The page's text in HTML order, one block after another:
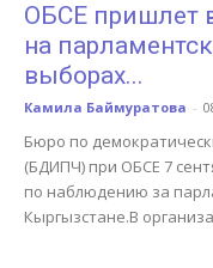
ОБСЕ пришлет
на
выборах...
Камила Баймуратова -
Бюро по
(БДИПЧ) при ОБСЕ 7
по наблюдению за
Кыргызстане.В